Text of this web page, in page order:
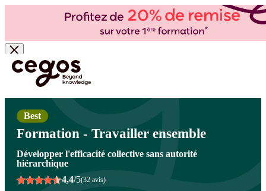
Skip to main content
Vous êtes ici : Accueil >Cegos, organisme de formation à Paris et en régions
professionnelle>Capacités relationnelles et collaboration
relationnelles
Best
Formation - Travailler ensemble
Développer l'efficacité collective sans autorité
hiérarchique
4,4/5(32 avis)